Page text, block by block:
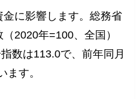
金に影響します。総務省
2020年=100、全国）
数は113.0で、前年同月
ます。